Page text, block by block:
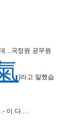
...국정원 공무원
)라고 말했습
이 다....